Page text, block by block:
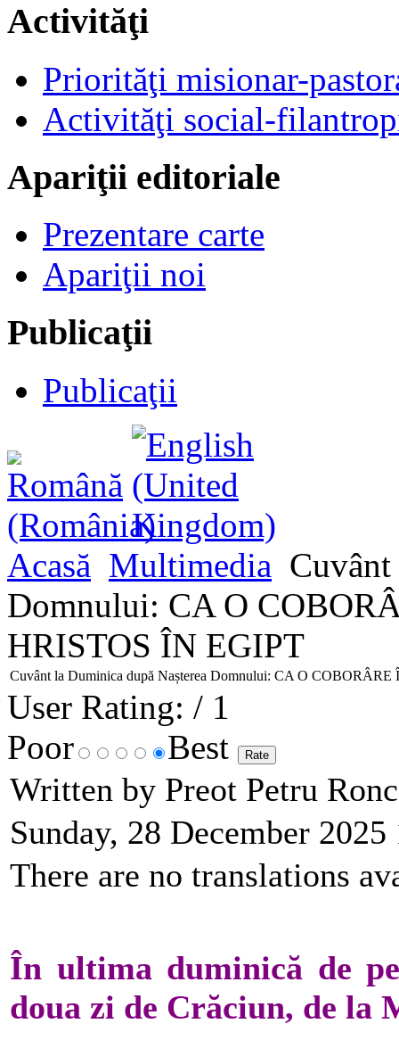
Activităţi
Priorităţi misionar-
Activităţi social-
Apariţii editoriale
Prezentare carte
Apariţii noi
Publicaţii
Publicaţii
Acasă Multimedia
Domnului: CA O
HRISTOS ÎN EGIPT
Cuvânt la Duminica după Nașterea Domnului: CA O
User Rating: / 1
Poor
Best
Written by Preot Petru
Sunday, 28 December 2025
There are no translations
În ultima duminică de
doua zi de Crăciun, de la